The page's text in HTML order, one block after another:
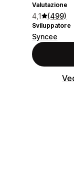
Valutazione
4,1 (499)
Sviluppatore
Syncee